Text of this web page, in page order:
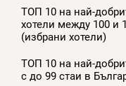
ТОП 10 на най-
хотели между 100 и
(избрани хотели)
ТОП 10 на най-
с до 99 стаи в